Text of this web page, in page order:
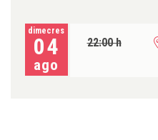
dimecres
04
ago
22:00 h